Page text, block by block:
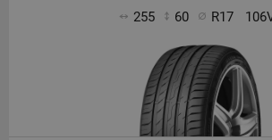
255 60 R17